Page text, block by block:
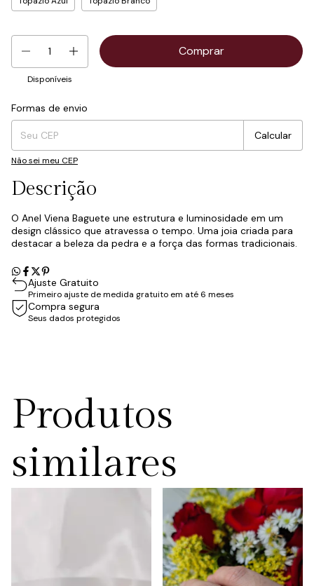
Disponíveis
Entregas para o CEP:
Formas de envio
Calcular
Não sei meu CEP
Descrição
O Anel Viena Baguete une estrutura e luminosidade em um
design clássico que atravessa o tempo. Uma joia criada para
destacar a beleza da pedra e a força das formas tradicionais.
Ajuste Gratuito
Primeiro ajuste de medida gratuito em até 6 meses
Compra segura
Seus dados protegidos
Produtos
similares